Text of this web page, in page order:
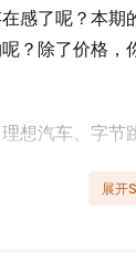
感了呢？本期
？除了价格，
想汽车、字
展开